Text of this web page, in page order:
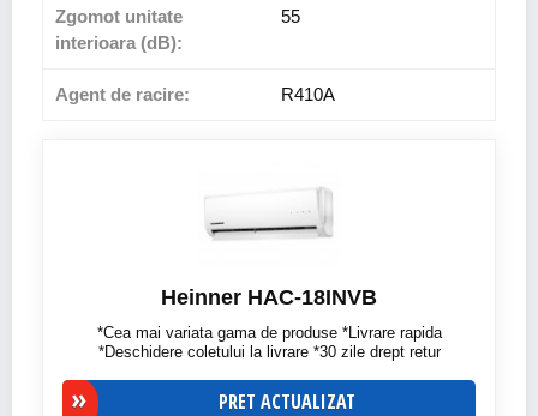
Zgomot unitate
interioara (dB):
55
Agent de racire: R410A
Heinner HAC-18INVB
*Cea mai variata gama de produse *Livrare rapida
*Deschidere coletului la livrare *30 zile drept retur
PRET ACTUALIZAT